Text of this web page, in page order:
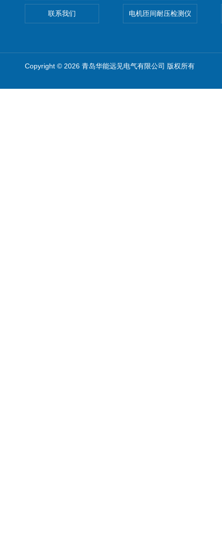
联系我们 电机匝间耐压检测仪
Copyright © 2026 青岛华能远见电气有限公司 版权所有